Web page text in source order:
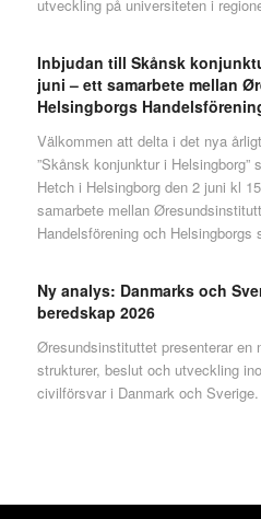
utveckling på universiteten i
Inbjudan till Skånsk
juni – ett samarbete mellan
Helsingborgs
Välkommen att delta i det nya
”Skånsk konjunktur i
Hetch i Helsingborg den 2 juni kl
samarbete mellan
Handelsförening och Helsingborgs
Ny analys: Danmarks och
beredskap 2026
Øresundsinstituttet presenterar en
strukturer, beslut och utveckling
civilförsvar i Danmark och Sverige.